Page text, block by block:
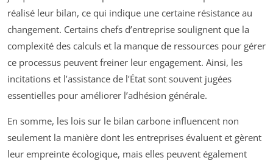
réalisé leur bilan, ce qui indique une certaine résistance au
changement. Certains chefs d’entreprise soulignent que la
complexité des calculs et la manque de ressources pour gérer
ce processus peuvent freiner leur engagement. Ainsi, les
incitations et l’assistance de l’État sont souvent jugées
essentielles pour améliorer l’adhésion générale.
En somme, les lois sur le bilan carbone influencent non
seulement la manière dont les entreprises évaluent et gèrent
leur empreinte écologique, mais elles peuvent également